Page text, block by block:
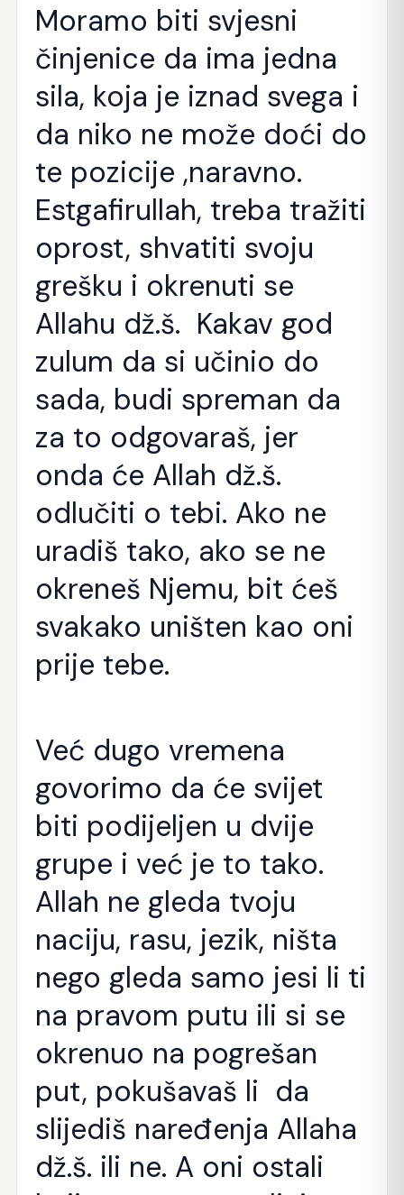
Moramo biti svjesni
činjenice da ima jedna
sila, koja je iznad svega i
da niko ne može doći do
te pozicije ,naravno.
Estgafirullah, treba tražiti
oprost, shvatiti svoju
grešku i okrenuti se
Allahu dž.š. Kakav god
zulum da si učinio do
sada, budi spreman da
za to odgovaraš, jer
onda će Allah dž.š.
odlučiti o tebi. Ako ne
uradiš tako, ako se ne
okreneš Njemu, bit ćeš
svakako uništen kao oni
prije tebe.
Već dugo vremena
govorimo da će svijet
biti podijeljen u dvije
grupe i već je to tako.
Allah ne gleda tvoju
naciju, rasu, jezik, ništa
nego gleda samo jesi li ti
na pravom putu ili si se
okrenuo na pogrešan
put, pokušavaš li da
slijediš naređenja Allaha
dž.š. ili ne. A oni ostali